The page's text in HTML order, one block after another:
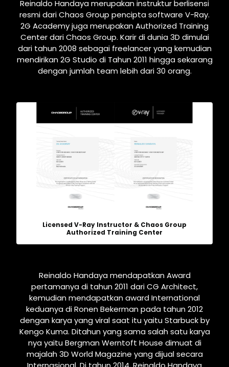
Reinaldo Handaya merupakan instruktur berlisensi
resmi dari Chaos Group pencipta software V-Ray.
2G Academy juga merupakan Authorized Training
Center dari Chaos Group. Karir di dunia 3D dimulai
dari tahun 2008 sebagai freelancer yang kemudian
mendirikan 2G Studio di Tahun 2011 hingga sekarang
dengan jumlah team lebih dari 30 orang.
Licensed V-Ray Instructor & Chaos Group
Authorized Training Center
Reinaldo Handaya mendapatkan Award
pertamanya di tahun 2011 dari CG Architect,
kemudian mendapatkan award International
keduanya di Ronen Bekerman pada tahun 2012
dengan karya yang viral saat itu yaitu Starbuck by
Kengo Kuma. Ditahun yang sama salah satu karya
nya yaitu Bergman Werntoft House dimuat di
majalah 3D World Magazine yang dijual secara